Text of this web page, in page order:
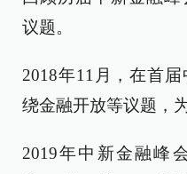
议题。
2018年11月，在首
绕金融开放等议题，
2019年中新金融峰